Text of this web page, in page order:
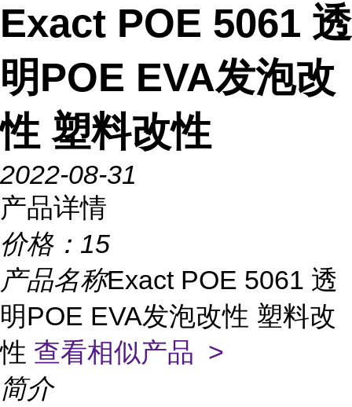
Exact POE 5061 透
明POE EVA发泡改
性 塑料改性
2022-08-31
产品详情
价格： 15
产品名称Exact POE 5061 透
明POE EVA发泡改性 塑料改
性 查看相似产品 >
简介